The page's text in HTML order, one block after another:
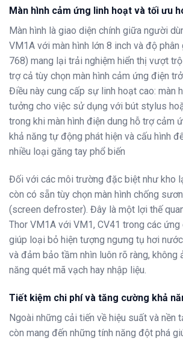
Màn hình cảm ứng linh hoạt và tối ưu
Màn hình là giao diện chính giữa người
VM1A với màn hình lớn 8 inch và độ
768) mang lại trải nghiệm hiển thị vượt
trợ cả tùy chọn màn hình cảm ứng điện
Điều này cung cấp sự linh hoạt cao: màn
tưởng cho việc sử dụng với bút stylus
trong khi màn hình điện dung hỗ trợ cảm
khả năng tự động phát hiện và cấu hình
nhiều loại găng tay phổ biến
Đối với các môi trường đặc biệt như kho
còn có sẵn tùy chọn màn hình chống
(screen defroster). Đây là một lợi thế
Thor VM1A với VM1, CV41 trong các ứng
giúp loại bỏ hiện tượng ngưng tụ hơi
và đảm bảo tầm nhìn luôn rõ ràng, không
năng quét mã vạch hay nhập liệu.
Tiết kiệm chi phí và tăng cường khả
Ngoài những cải tiến về hiệu suất và nền
còn mang đến những tính năng đột phá